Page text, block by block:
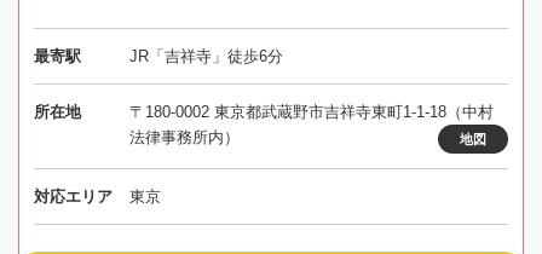
最寄駅 JR「吉祥寺」徒歩6分
所在地
〒180-0002 東京都武蔵野市吉祥寺東町1-1-18（中村
法律事務所内）
地図
対応エリア 東京